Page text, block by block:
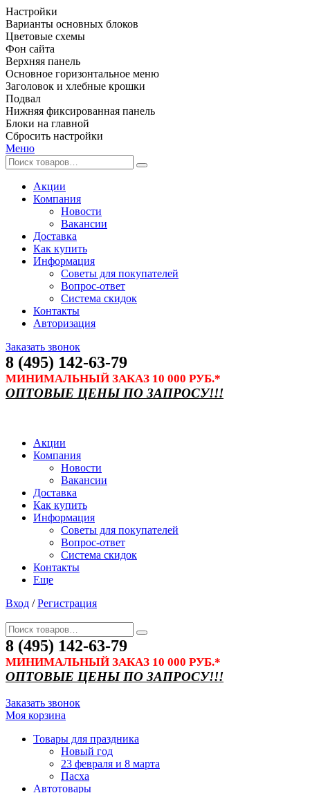
Настройки
Варианты основных блоков
Цветовые схемы
Фон сайта
Верхняя панель
Основное горизонтальное меню
Заголовок и хлебные крошки
Подвал
Нижняя фиксированная панель
Блоки на главной
Сбросить настройки
Меню
Акции
Компания
Новости
Вакансии
Доставка
Как купить
Информация
Советы для покупателей
Вопрос-ответ
Система скидок
Контакты
Авторизация
Заказать звонок
8 (495) 142-63-79
МИНИМАЛЬНЫЙ ЗАКАЗ 10 000 РУБ.*
ОПТОВЫЕ ЦЕНЫ ПО ЗАПРОСУ!!!
Акции
Компания
Новости
Вакансии
Доставка
Как купить
Информация
Советы для покупателей
Вопрос-ответ
Система скидок
Контакты
Еще
Вход / Регистрация
8 (495) 142-63-79
МИНИМАЛЬНЫЙ ЗАКАЗ 10 000 РУБ.*
ОПТОВЫЕ ЦЕНЫ ПО ЗАПРОСУ!!!
Заказать звонок
Моя корзина
Товары для праздника
Новый год
23 февраля и 8 марта
Пасха
Автотовары